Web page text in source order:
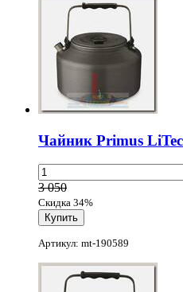
Чайник Primus
3 050
Скидка 34%
Артикул: mt-190589